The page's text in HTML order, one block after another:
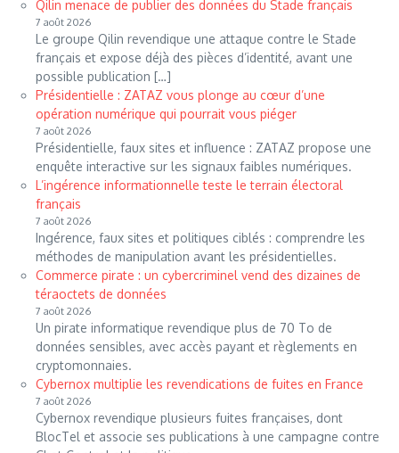
Qilin menace de publier des données du Stade français
7 août 2026
Le groupe Qilin revendique une attaque contre le Stade
français et expose déjà des pièces d’identité, avant une
possible publication […]
Présidentielle : ZATAZ vous plonge au cœur d’une
opération numérique qui pourrait vous piéger
7 août 2026
Présidentielle, faux sites et influence : ZATAZ propose une
enquête interactive sur les signaux faibles numériques.
L’ingérence informationnelle teste le terrain électoral
français
7 août 2026
Ingérence, faux sites et politiques ciblés : comprendre les
méthodes de manipulation avant les présidentielles.
Commerce pirate : un cybercriminel vend des dizaines de
téraoctets de données
7 août 2026
Un pirate informatique revendique plus de 70 To de
données sensibles, avec accès payant et règlements en
cryptomonnaies.
Cybernox multiplie les revendications de fuites en France
7 août 2026
Cybernox revendique plusieurs fuites françaises, dont
BlocTel et associe ses publications à une campagne contre